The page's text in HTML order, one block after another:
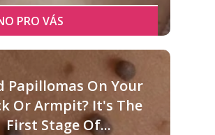
Papillomas On Your
Or Armpit? It's The
First Stage Of...